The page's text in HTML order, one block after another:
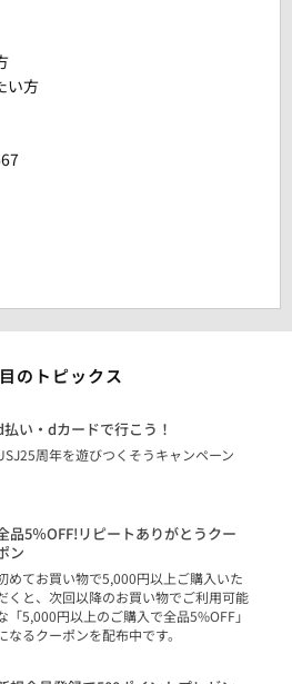
い方
のトピックス
払い・dカードで行こう！
周年を遊びつくそうキャンペーン
品5％OFF!リピートありがとうクー
ン
めてお買い物で5,000円以上ご購入いた
くと、次回以降のお買い物でご利用可能
「5,000円以上のご購入で全品5%OFF」
なるクーポンを配布中です。